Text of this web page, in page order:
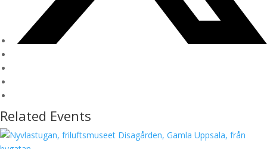
Related Events